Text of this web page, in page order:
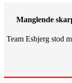
Manglende
Team Esbjerg stod